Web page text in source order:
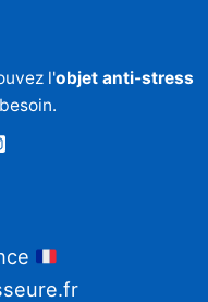
l'objet anti-stress